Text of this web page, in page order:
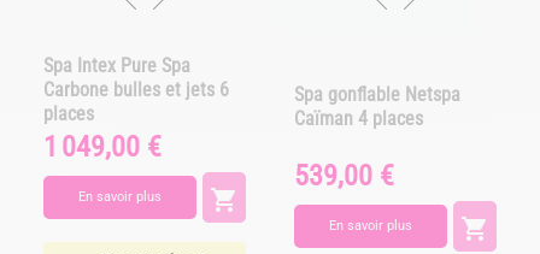
Spa Intex Pure Spa
Carbone bulles et jets 6
places
Prix
1 049,00 €
En savoir plus 
Spa gonflable Netspa
Caïman 4 places
Prix
539,00 €
En savoir plus 